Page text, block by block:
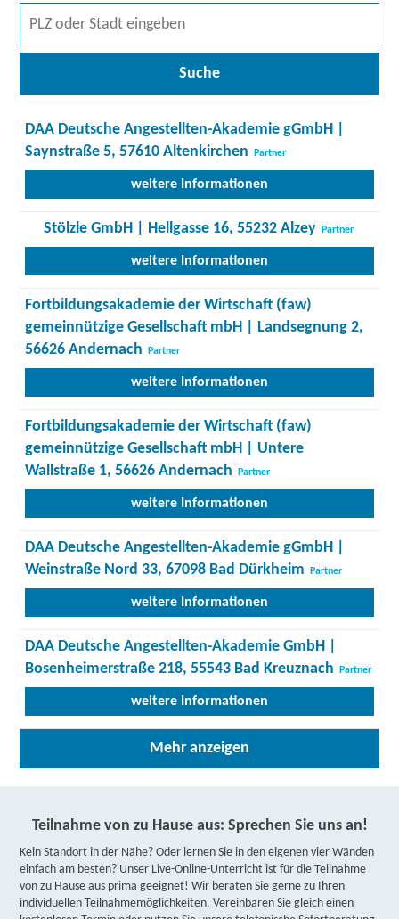
Suche
DAA Deutsche Angestellten-Akademie gGmbH |
Saynstraße 5, 57610 Altenkirchen
Partner
weitere Informationen
Stölzle GmbH | Hellgasse 16, 55232 Alzey Partner
weitere Informationen
Fortbildungsakademie der Wirtschaft (faw)
gemeinnützige Gesellschaft mbH | Landsegnung 2,
56626 Andernach
Partner
weitere Informationen
Fortbildungsakademie der Wirtschaft (faw)
gemeinnützige Gesellschaft mbH | Untere
Wallstraße 1, 56626 Andernach
Partner
weitere Informationen
DAA Deutsche Angestellten-Akademie gGmbH |
Weinstraße Nord 33, 67098 Bad Dürkheim
Partner
weitere Informationen
DAA Deutsche Angestellten-Akademie GmbH |
Bosenheimerstraße 218, 55543 Bad Kreuznach
Partner
weitere Informationen
Berger Bildungsinstitut GmbH | Gymnasialstraße 2,
55543 Bad KreuznachPartner
Lernstudio Barbarossa / MegaKids Fortbildungs
GmbH | Mannheimer Straße 137 - 139, 55543 Bad
KreuznachPartner
Mehr anzeigen
Teilnahme von zu Hause aus: Sprechen Sie uns an!
Kein Standort in der Nähe? Oder lernen Sie in den eigenen vier Wänden
einfach am besten? Unser Live-Online-Unterricht ist für die Teilnahme
von zu Hause aus prima geeignet! Wir beraten Sie gerne zu Ihren
individuellen Teilnahmemöglichkeiten. Vereinbaren Sie gleich einen